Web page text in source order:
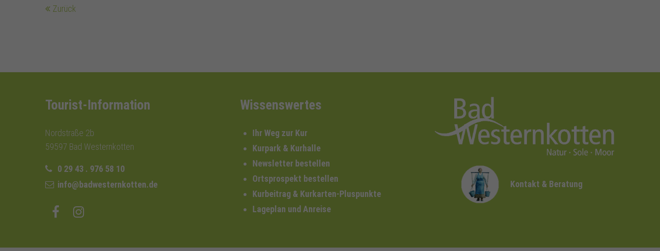
Zurück
Tourist-Information
Nordstraße 2b
59597 Bad Westernkotten
0 29 43 . 976 58 10
info@badwesternkotten.de
Wissenswertes
Ihr Weg zur Kur
Kurpark & Kurhalle
Newsletter bestellen
Ortsprospekt bestellen
Kurbeitrag & Kurkarten-Pluspunkte
Lageplan und Anreise
Kontakt & Beratung